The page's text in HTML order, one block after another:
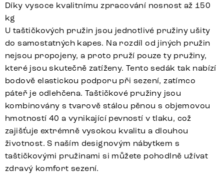
Díky vysoce kvalitnímu zpracování nosnost až 150
kg
U taštičkových pružin jsou jednotlivé pružiny ušity
do samostatných kapes. Na rozdíl od jiných pružin
nejsou propojeny, a proto pruží pouze ty pružiny,
které jsou skutečně zatíženy. Tento sedák tak nabízí
bodově elastickou podporu při sezení, zatímco
páteř je odlehčena. Taštičkové pružiny jsou
kombinovány s tvarově stálou pěnou s objemovou
hmotností 40 a vynikající pevností v tlaku, což
zajišťuje extrémně vysokou kvalitu a dlouhou
životnost. S naším designovým nábytkem s
taštičkovými pružinami si můžete pohodlně užívat
zdravý komfort sezení.